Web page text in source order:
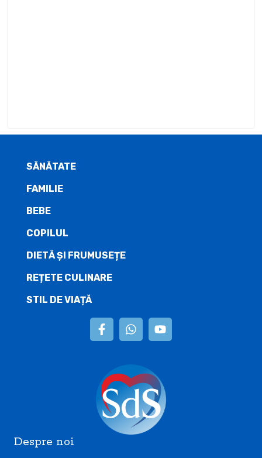
SĂNĂTATE
FAMILIE
BEBE
COPILUL
DIETĂ ŞI FRUMUSEȚE
REȚETE CULINARE
STIL DE VIAȚĂ
Despre noi